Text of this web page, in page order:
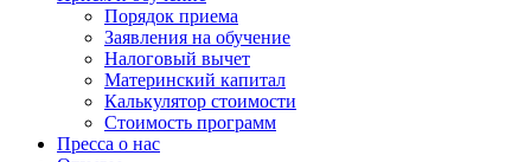
Порядок приема
Заявления на обучение
Налоговый вычет
Материнский капитал
Калькулятор стоимости
Стоимость программ
Пресса о нас